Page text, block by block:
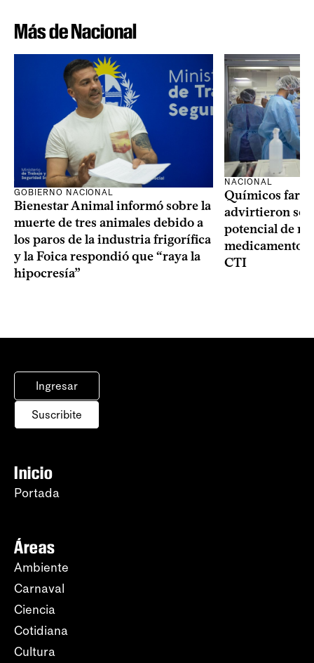
Más de Nacional
GOBIERNO NACIONAL
Bienestar Animal informó sobre la
muerte de tres animales debido a
los paros de la industria frigorífica
y la Foica respondió que “raya la
hipocresía”
NACIONAL
Químicos
advirtieron
potencial de
medicamentos
CTI
Ingresar
Suscribite
Inicio
Portada
Áreas
Ambiente
Carnaval
Ciencia
Cotidiana
Cultura